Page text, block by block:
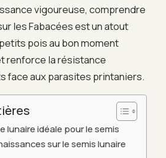
vigoureuse, comprendre
les Fabacées est un atout
pois au bon moment
renforce la résistance
face aux parasites printaniers.
lunaire idéale pour le semis
sur le semis lunaire